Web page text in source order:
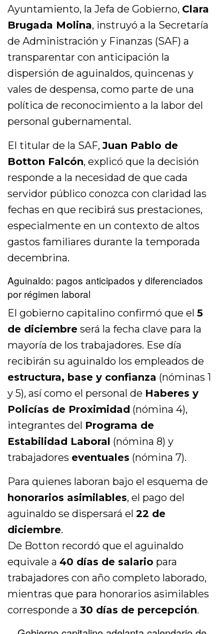
Ayuntamiento, la Jefa de Gobierno, Clara
Brugada Molina, instruyó a la Secretaría
de Administración y Finanzas (SAF) a
transparentar con anticipación la
dispersión de aguinaldos, quincenas y
vales de despensa, como parte de una
política de reconocimiento a la labor del
personal gubernamental.
El titular de la SAF,Juan Pablo de
Botton Falcón, explicó que la decisión
responde a la necesidad de que cada
servidor público conozca con claridad las
fechas en que recibirá sus prestaciones,
especialmente en un contexto de altos
gastos familiares durante la temporada
decembrina.
Aguinaldo: pagos anticipados y diferenciados
por régimen laboral
El gobierno capitalino confirmó que el5
de diciembre será la fecha clave para la
mayoría de los trabajadores. Ese día
recibirán su aguinaldo los empleados de
estructura, base y confianza (nóminas 1
y 5), así como el personal de Haberes y
Policías de Proximidad (nómina 4),
integrantes del Programa de
Estabilidad Laboral (nómina 8) y
trabajadores eventuales (nómina 7).
Para quienes laboran bajo el esquema de
honorarios asimilables, el pago del
aguinaldo se dispersará el22 de
diciembre.
De Botton recordó que el aguinaldo
equivale a40 días de salario para
trabajadores con año completo laborado,
mientras que para honorarios asimilables
corresponde a30 días de percepción.